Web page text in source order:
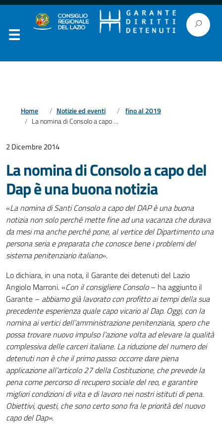
Home Notizie ed eventi
fino al 2019
La nomina di Consolo a capo del Dap è una buona notizia
2 Dicembre 2014
La nomina di Consolo a capo del
Dap è una buona notizia
«La nomina di Santi Consolo a capo del DAP è una buona
notizia non solo perché mette fine ad una vacanza che durava
da mesi ma anche perché pone, al vertice del Dipartimento una
persona seria e preparata che conosce bene i problemi del
sistema penitenziario italiano».
Lo dichiara, in una nota, il Garante dei detenuti del Lazio
Angiolo Marroni. «Con il consigliere Consolo– ha aggiunto il
Garante – abbiamo già lavorato con profitto ai tempi della sua
precedente esperienza quale capo vicario al Dap. Oggi, con la
nomina ai vertici dell’amministrazione penitenziaria, spero che
possa trovare nuovo impulso l’azione volta ad elevare la qualità
complessiva delle carceri italiane. La riduzione del numero dei
detenuti non è che il primo passo: occorre dare piena
applicazione all’articolo 27 della Costituzione, che prevede la
pena come percorso di recupero sociale del reo, e garantire
migliori condizioni di vita e di lavoro nei nostri istituti di pena.
Obiettivi, questi, che sono certo sono fra le priorità del nuovo
capo del Dap».